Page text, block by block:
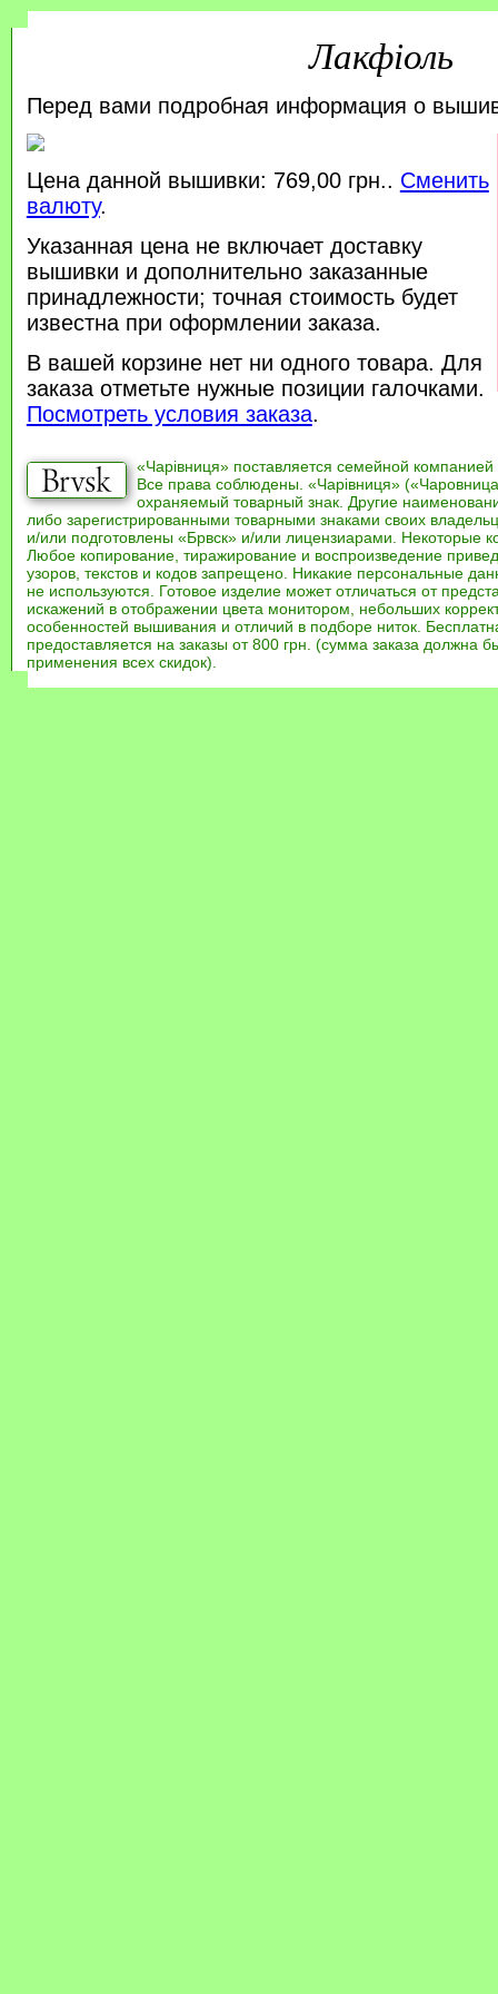
Лакфіоль
Перед вами подробная информация о
Цена данной вышивки: 769,00 грн.. Сменить
валюту.
Указанная цена не включает доставку
вышивки и дополнительно заказанные
принадлежности; точная стоимость будет
известна при оформлении заказа.
В вашей корзине нет ни одного товара. Для
заказа отметьте нужные позиции галочками.
Посмотреть условия заказа.
«Чарівниця» поставляется семейной компанией
Все права соблюдены. «Чарівниця»
охраняемый товарный знак. Другие
либо зарегистрированными товарными знаками своих
и/или подготовлены «Брвск» и/или лицензиарами. Некоторые
Любое копирование, тиражирование и воспроизведение
узоров, текстов и кодов запрещено. Никакие персональные
не используются. Готовое изделие может отличаться от
искажений в отображении цвета монитором, небольших
особенностей вышивания и отличий в подборе ниток.
предоставляется на заказы от 800 грн. (сумма заказа должна
применения всех скидок).